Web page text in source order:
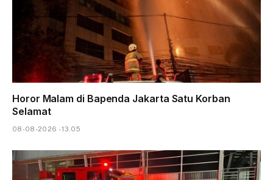
Horor Malam di Bapenda Jakarta Satu Korban
Selamat
08-08-2026 - 13.05